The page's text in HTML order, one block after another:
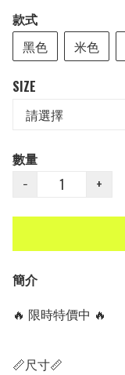
款式
黑色
米色
SIZE
數量
−
+
簡介
🔥 限時特價中 🔥
📏尺寸📏